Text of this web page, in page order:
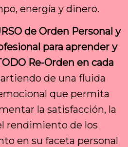
energía y dinero.
de Orden Personal y
para aprender y
Re-Orden en cada
de una fluida
que permita
la satisfacción, la
rendimiento de los
en su faceta personal